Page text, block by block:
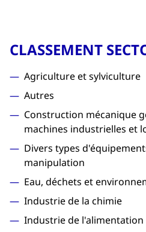
CLASSEMENT
Agriculture et sylviculture
Autres
Construction mécanique
machines industrielles et
Divers types
manipulation
Eau, déchets et
Industrie de la chimie
Industrie de l'alimentation